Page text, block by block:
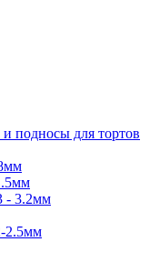
подносы для тортов
- 3.2мм
2.5мм